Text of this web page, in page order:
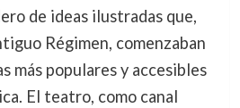
de ideas ilustradas que,
Régimen, comenzaban
más populares y accesibles
El teatro, como canal